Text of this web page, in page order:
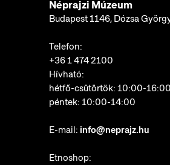
Néprajzi Múzeum
Budapest 1146, Dózsa
Telefon:
+36 1 474 2100
Hívható:
hétfő-csütörtök: 10:00-16:00
péntek: 10:00-14:00
E-mail: info@neprajz.hu
Etnoshop: